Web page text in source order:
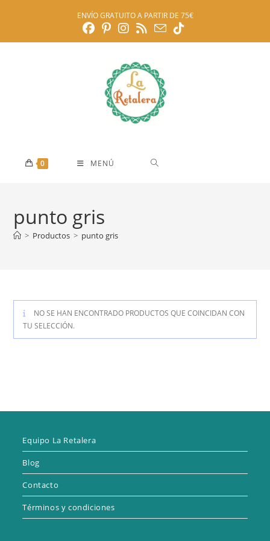
ENVÍO GRATUITO A PARTIR DE 75€
0 MENÚ
punto gris
> Productos > punto gris
NO SE HAN ENCONTRADO PRODUCTOS QUE COINCIDAN CON
TU SELECCIÓN.
Equipo La Retalera
Blog
Contacto
Términos y condiciones